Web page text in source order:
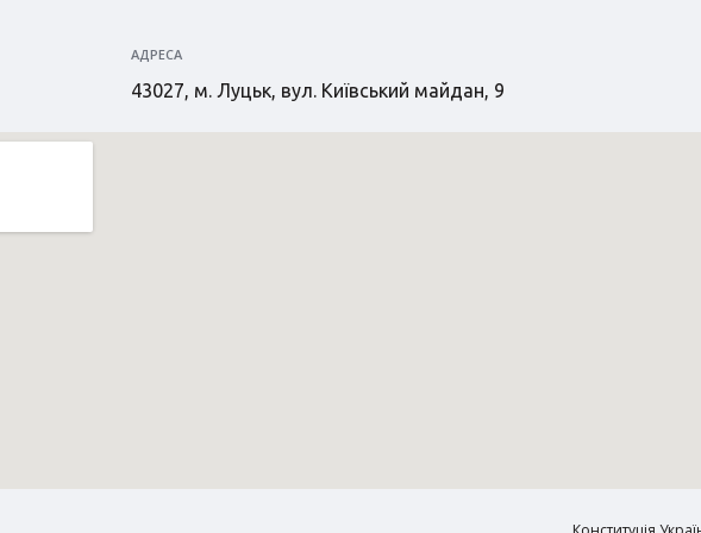
АДРЕСА
43027, м. Луцьк, вул. Київський майдан, 9